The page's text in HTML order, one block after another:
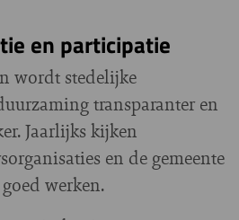
en participatie
wordt stedelijke
transparanter en
Jaarlijks kijken
en de gemeente
werken.